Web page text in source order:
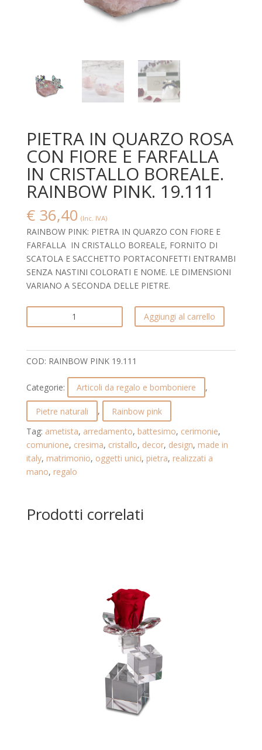
PIETRA IN QUARZO ROSA
CON FIORE E FARFALLA
IN CRISTALLO BOREALE.
RAINBOW PINK. 19.111
€36,40 (Inc. IVA)
RAINBOW PINK: PIETRA IN QUARZO CON FIORE E
FARFALLA IN CRISTALLO BOREALE, FORNITO DI
SCATOLA E SACCHETTO PORTACONFETTI ENTRAMBI
SENZA NASTINI COLORATI E NOME. LE DIMENSIONI
VARIANO A SECONDA DELLE PIETRE.
IN
ROSA
CON
E
FARFALLA
IN
CRISTALLO
BOREALE.
RAINBOW
PINK.
Aggiungi al carrello
COD: RAINBOW PINK 19.111
Categorie: Articoli da regalo e bomboniere ,
Pietre naturali ,
Rainbow pink
Tag: ametista, arredamento, battesimo, cerimonie,
comunione, cresima, cristallo, decor, design, made in
italy, matrimonio, oggetti unici, pietra, realizzati a
mano, regalo
Prodotti correlati